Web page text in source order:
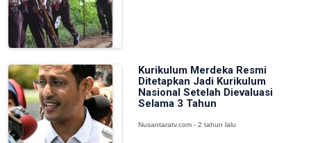
Kurikulum Merdeka Resmi
Ditetapkan Jadi Kurikulum
Nasional Setelah Dievaluasi
Selama 3 Tahun
Nusantaratv.com - 2 tahun lalu